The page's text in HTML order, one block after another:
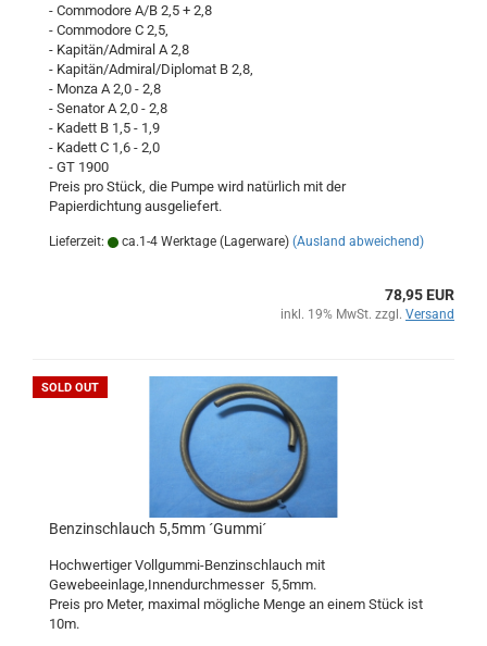
- Commodore A/B 2,5 + 2,8
- Commodore C 2,5,
- Kapitän/Admiral A 2,8
- Kapitän/Admiral/Diplomat B 2,8,
- Monza A 2,0 - 2,8
- Senator A 2,0 - 2,8
- Kadett B 1,5 - 1,9
- Kadett C 1,6 - 2,0
- GT 1900
Preis pro Stück, die Pumpe wird natürlich mit der
Papierdichtung ausgeliefert.
Lieferzeit: ca.1-4 Werktage (Lagerware) (Ausland abweichend)
78,95 EUR
inkl. 19% MwSt. zzgl. Versand
SOLD OUT
Benzinschlauch 5,5mm ´Gummi´
Hochwertiger Vollgummi-Benzinschlauch mit
Gewebeeinlage,Innendurchmesser 5,5mm.
Preis pro Meter, maximal mögliche Menge an einem Stück ist
10m.